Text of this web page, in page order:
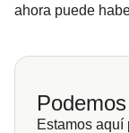
ahora puede
Estamos aquí